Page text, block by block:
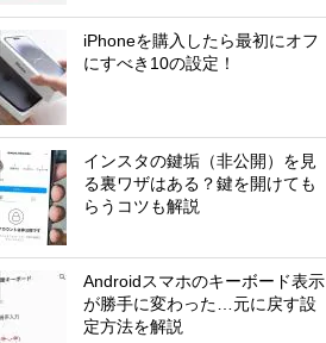
iPhoneを購入したら最初にオフ
にすべき10の設定！
インスタの鍵垢（非公開）を見
る裏ワザはある？鍵を開けても
らうコツも解説
Androidスマホのキーボード表示
が勝手に変わった…元に戻す設
定方法を解説